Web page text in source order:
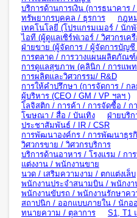
บริการด้านการเงิน (การธนาคาร /
ทรัพยากรบุคคล / ธุรการ
กฎห
เทคโนโลยี (โปรแกรมเมอร์ / นั
ไอที (ผู้ดูแลเซิร์ฟเวอร์ / วิศวกรเค
ฝ่ายขาย (ผู้จัดการ / ผู้จัดการบัญ
การตลาด / การวางแผนผลิตภัณฑ์
การดูแลสุขภาพ (คลินิก / การแพ
การผลิตและวิศวกรรม/ R&D
การให้คำปรึกษา (การจัดการ / ก
ผู้บริหาร (CEO / GM / VP ฯลฯ )
โลจิสติก / การค้า / การจัดซื้อ /
โฆษณา / สื่อ / บันเทิง
ฝ่ายบริ
ประชาสัมพันธ์ / IR / CSR
การพัฒนาองค์กร / การพัฒนาธุร
วิศวกรขาย / วิศวกรบริการ
บริการด้านอาหาร / โรงแรม / กา
แต่งงาน / พนักงานขาย
นวด / เสริมความงาม / ตกแต่งเล็บ
พนักงานประจำสนามบิน / พนักง
พนักงานขับรถ / พนักงานรักษาค
สถาปนิก / ออกแบบภายใน / นักอ
ทนายความ / ตุลาการ
S1, T1